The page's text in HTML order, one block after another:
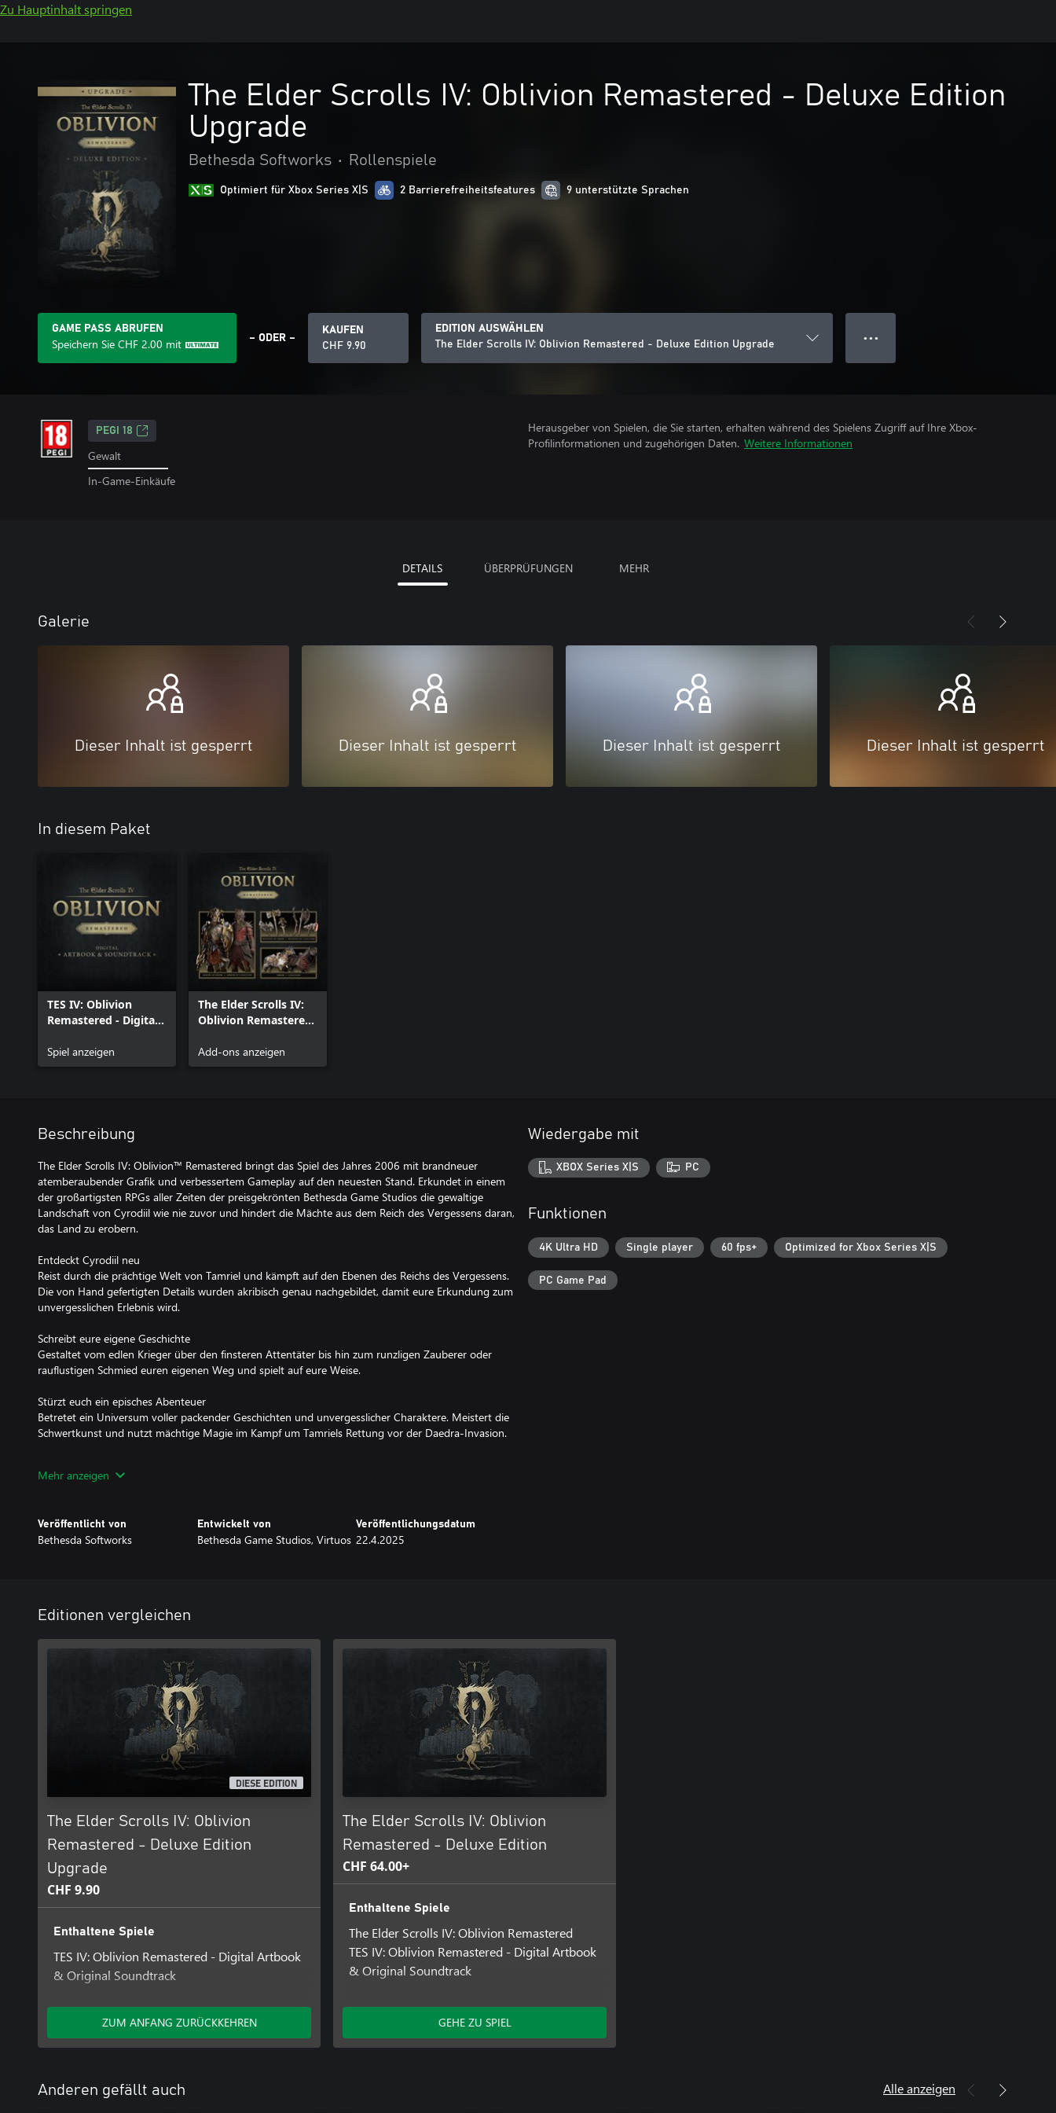
Zu Hauptinhalt springen
The Elder Scrolls IV: Oblivion Remastered - Deluxe Edition
Upgrade
Bethesda Softworks • Rollenspiele
Optimiert für Xbox Series X|S 2 Barrierefreiheitsfeatures 9 unterstützte Sprachen
GAME PASS ABRUFEN
Speichern Sie CHF 2.00 mit – ODER –
KAUFEN
CHF 9.90
EDITION AUSWÄHLEN
The Elder Scrolls IV: Oblivion Remastered - Deluxe Edition Upgrade
● ● ●
PEGI 18
Gewalt
In-Game-Einkäufe
Herausgeber von Spielen, die Sie starten, erhalten während des Spielens Zugriff auf Ihre Xbox-
Profilinformationen und zugehörigen Daten. Weitere Informationen
DETAILS ÜBERPRÜFUNGEN MEHR
Galerie
Dieser Inhalt ist gesperrt Dieser Inhalt ist gesperrt Dieser Inhalt ist gesperrt Dieser Inhalt ist gesperrt
In diesem Paket
TES IV: Oblivion
Remastered - Digital
Soundtrack
Spiel anzeigen
The Elder Scrolls IV:
Oblivion Remastered
Content
Add-ons anzeigen
Beschreibung
The Elder Scrolls IV: Oblivion™ Remastered bringt das Spiel des Jahres 2006 mit brandneuer
atemberaubender Grafik und verbessertem Gameplay auf den neuesten Stand. Erkundet in einem
der großartigsten RPGs aller Zeiten der preisgekrönten Bethesda Game Studios die gewaltige
Landschaft von Cyrodiil wie nie zuvor und hindert die Mächte aus dem Reich des Vergessens daran,
das Land zu erobern.
Entdeckt Cyrodiil neu
Reist durch die prächtige Welt von Tamriel und kämpft auf den Ebenen des Reichs des Vergessens.
Die von Hand gefertigten Details wurden akribisch genau nachgebildet, damit eure Erkundung zum
unvergesslichen Erlebnis wird.
Schreibt eure eigene Geschichte
Gestaltet vom edlen Krieger über den finsteren Attentäter bis hin zum runzligen Zauberer oder
rauflustigen Schmied euren eigenen Weg und spielt auf eure Weise.
Stürzt euch ein episches Abenteuer
Betretet ein Universum voller packender Geschichten und unvergesslicher Charaktere. Meistert die
Schwertkunst und nutzt mächtige Magie im Kampf um Tamriels Rettung vor der Daedra-Invasion.
Erlebt in The Elder Scrolls IV: Oblivion Remastered mit den zuvor erschienenen Storyerweiterungen
***
• Neue Quests für einzigartige digitale Akatosh- und Mehrunes-Dagon-Rüstung und -Waffen
sowie Pferderüstungssets
• Digitales Artbook und Soundtrack-App
*Benötigt das separat erhältliche Hauptspiel
Mehr anzeigen
Veröffentlicht von
Bethesda Softworks
Entwickelt von
Bethesda Game Studios, Virtuos
Veröffentlichungsdatum
22.4.2025
Wiedergabe mit
XBOX Series X|S PC
Funktionen
4K Ultra HD Single player 60 fps+ Optimized for Xbox Series X|S
PC Game Pad
Editionen vergleichen
DIESE EDITION
The Elder Scrolls IV: Oblivion
Remastered - Deluxe Edition
Upgrade
CHF 9.90
Enthaltene Spiele
TES IV: Oblivion Remastered - Digital Artbook
& Original Soundtrack
Enthaltene Add-Ons
The Elder Scrolls IV: Oblivion Remastered –
Deluxe Edition Content
ZUM ANFANG ZURÜCKKEHREN
The Elder Scrolls IV: Oblivion
Remastered - Deluxe Edition
CHF 64.00+
Enthaltene Spiele
The Elder Scrolls IV: Oblivion Remastered
TES IV: Oblivion Remastered - Digital Artbook
& Original Soundtrack
The Elder Scrolls IV: Oblivion Remastered –
Deluxe Edition Content
GEHE ZU SPIEL
Anderen gefällt auch Alle anzeigen